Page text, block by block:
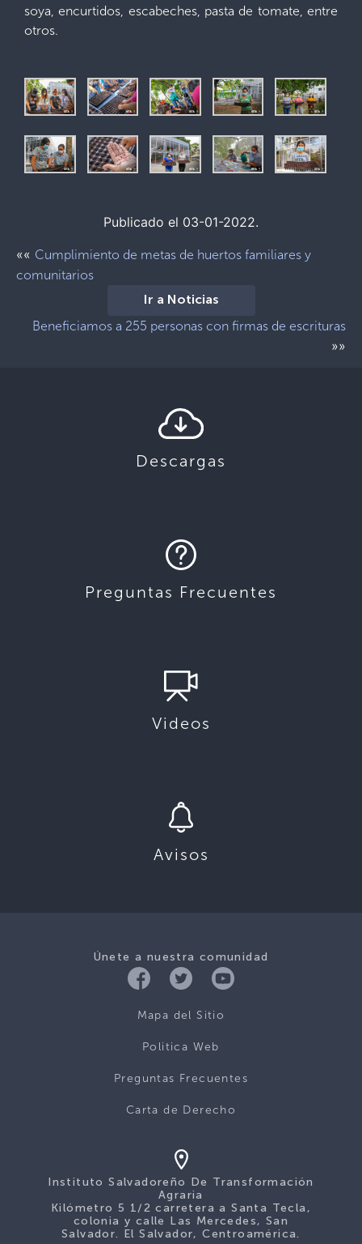
soya, encurtidos, escabeches, pasta de tomate, entre
otros.
Publicado el 03-01-2022.
«« Cumplimiento de metas de huertos familiares y
comunitarios
Ir a Noticias
Beneficiamos a 255 personas con firmas de escrituras
»»
Descargas
Preguntas Frecuentes
Videos
Avisos
Únete a nuestra comunidad
Mapa del Sitio
Politica Web
Preguntas Frecuentes
Carta de Derecho
Instituto Salvadoreño De Transformación
Agraria
Kilómetro 5 1/2 carretera a Santa Tecla,
colonia y calle Las Mercedes, San
Salvador. El Salvador, Centroamérica.